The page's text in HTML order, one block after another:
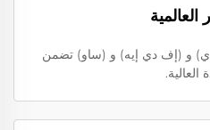
العالمية
و (إف دي إيه) و (ساو) تضمن
العالية.